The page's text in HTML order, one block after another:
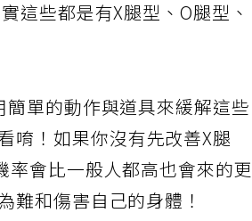
這些都是有X腿型、O腿型、
單的動作與道具來緩解這些
唷！如果你沒有先改善X腿
會比一般人都高也會來的更
難和傷害自己的身體！